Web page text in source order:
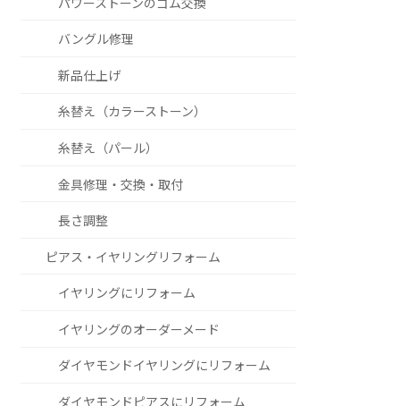
バングル修理
新品仕上げ
糸替え（カラーストーン）
糸替え（パール）
金具修理・交換・取付
長さ調整
ピアス・イヤリングリフォーム
イヤリングにリフォーム
イヤリングのオーダーメード
ダイヤモンドイヤリングにリフォーム
ダイヤモンドピアスにリフォーム